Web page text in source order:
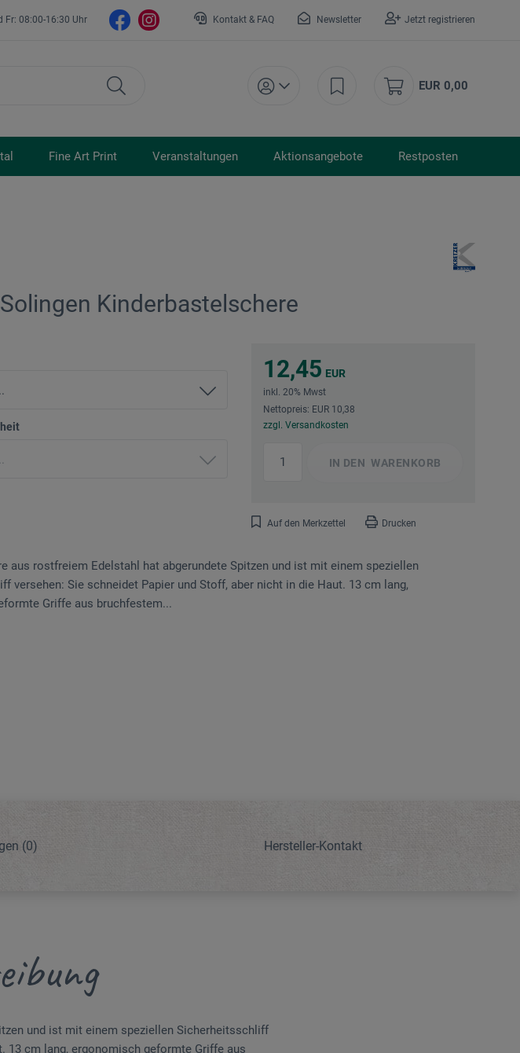
Fr: 08:00-16:30 Uhr Kontakt & FAQ Newsletter Jetzt registrieren
EUR 0,00
Fine Art Print Veranstaltungen Aktionsangebote Restposten
Kinderbastelschere
12,45 EUR
inkl. 20% Mwst
Nettopreis: EUR 10,38
zzgl. Versandkosten
IN DEN WARENKORB
Auf den Merkzettel Drucken
aus rostfreiem Edelstahl hat abgerundete Spitzen und ist mit einem speziellen
versehen: Sie schneidet Papier und Stoff, aber nicht in die Haut. 13 cm lang,
Griffe aus bruchfestem...
(0) Hersteller-Kontakt
und ist mit einem speziellen Sicherheitsschliff
13 cm lang, ergonomisch geformte Griffe aus